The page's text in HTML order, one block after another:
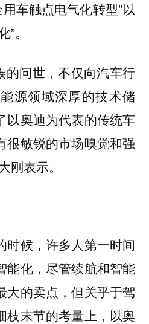
车触点电气化转型”以
。
的问世，不仅向汽车行
源领域深厚的技术储
以奥迪为代表的传统车
很敏锐的市场嗅觉和强
刚表示。
时候，许多人第一时间
能化，尽管续航和智能
大的卖点，但关乎于驾
枝末节的考量上，以奥